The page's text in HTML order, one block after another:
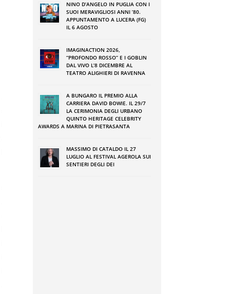
NINO DʼANGELO IN PUGLIA CON I
SUOI MERAVIGLIOSI ANNI ʼ80.
APPUNTAMENTO A LUCERA (FG)
IL 6 AGOSTO
IMAGINACTION 2026,
“PROFONDO ROSSO” E I GOBLIN
DAL VIVO L’8 DICEMBRE AL
TEATRO ALIGHIERI DI RAVENNA
A BUNGARO IL PREMIO ALLA
CARRIERA DAVID BOWIE. IL 29/7
LA CERIMONIA DEGLI URBANO
QUINTO HERITAGE CELEBRITY
AWARDS A MARINA DI PIETRASANTA
MASSIMO DI CATALDO IL 27
LUGLIO AL FESTIVAL AGEROLA SUI
SENTIERI DEGLI DEI